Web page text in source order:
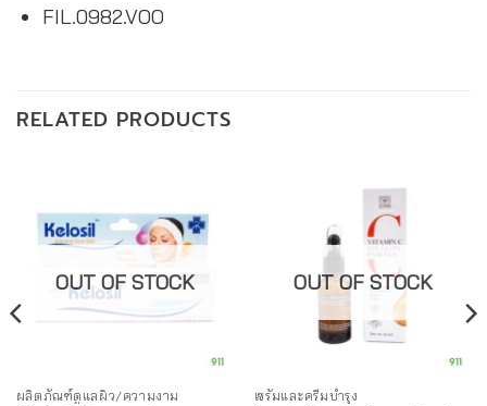
FIL.0982.VOO
RELATED PRODUCTS
OUT OF STOCK
ผลิตภัณฑ์ดูแลผิว/ความงาม
OUT OF STOCK
เซรั่มและครีมบำรุง